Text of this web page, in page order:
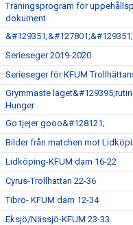
Träningsprogram för
dokument
Serieseger 2019-2020
Serieseger för KFUM
Grymmaste
Hunger
Go tjejer gooo&#128121;
Bilder från matchen mot
Lidköping-KFUM dam 16-22
Cyrus-Trollhättan 22-36
Tibro- KFUM dam 12-34
Eksjö/Nässjö-KFUM 23-33